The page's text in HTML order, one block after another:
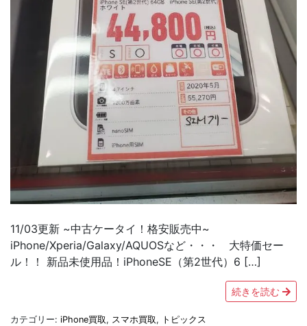
11/03更新 ~中古ケータイ！格安販売中~
iPhone/Xperia/Galaxy/AQUOSなど・・・ 大特価セー
ル！！ 新品未使用品！iPhoneSE（第2世代）6 […]
続きを読む
カテゴリー: iPhone買取, スマホ買取, トピックス